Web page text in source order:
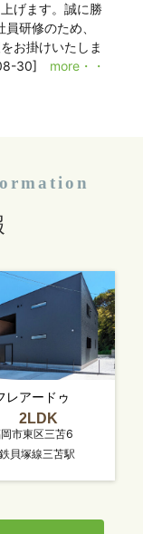
げます。誠に勝
研修のため、
お掛けいたしま
30] more・・
レアードゥ
2LDK
市東区三苫6
貝塚線三苫駅